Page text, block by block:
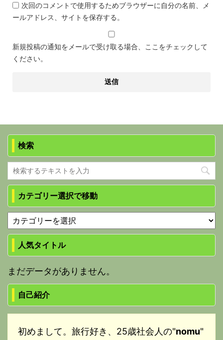
次回のコメントで使用するためブラウザーに自分の名前、メ
ールアドレス、サイトを保存する。
新規投稿の通知をメールで受け取る場合、ここをチェックして
ください。
検索
カテゴリー選択で移動
人気タイトル
まだデータがありません。
自己紹介
初めまして。旅行好き、25歳社会人の"nomu"